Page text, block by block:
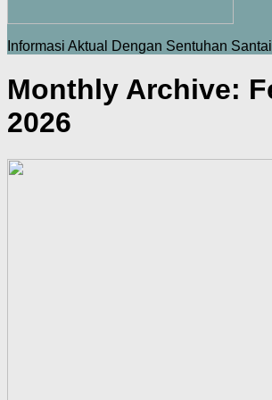
Informasi Aktual Dengan Sentuhan Santai
Monthly Archive:
2026